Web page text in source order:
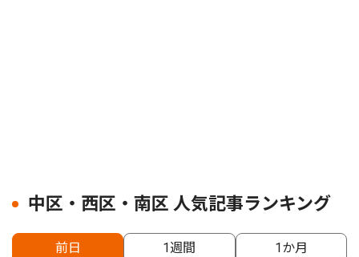
中区・西区・南区 人気記事ランキング
前日 1週間 1か月